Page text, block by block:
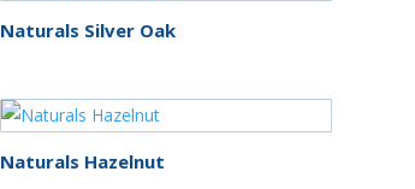
Naturals Silver Oak
Naturals Hazelnut